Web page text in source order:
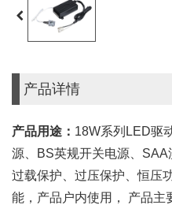
产品详情
产品用途： 18W系列LED驱
源、BS英规开关电源、
过载保护、过压保护、恒压
能，产品户内使用， 产品主